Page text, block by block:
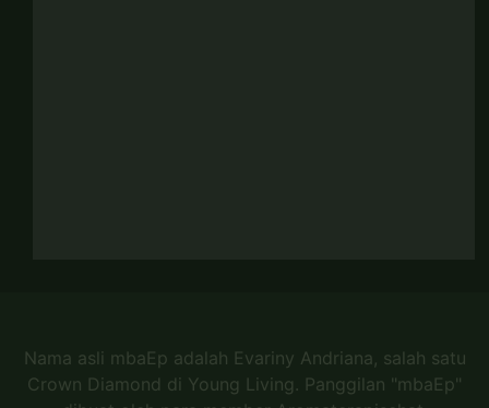
Nama asli mbaEp adalah Evariny Andriana, salah satu
Crown Diamond di Young Living. Panggilan "mbaEp"